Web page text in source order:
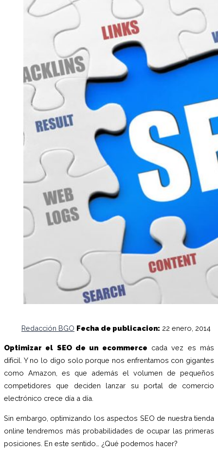
Redacción BGO Fecha de publicacion: 22 enero, 2014
Optimizar el SEO de un ecommerce cada vez es más
difícil. Y no lo digo solo porque nos enfrentamos con gigantes
como Amazon, es que además el volumen de pequeños
competidores que deciden lanzar su portal de comercio
electrónico crece día a día.
Sin embargo, optimizando los aspectos SEO de nuestra tienda
online tendremos más probabilidades de ocupar las primeras
posiciones. En este sentido… ¿Qué podemos hacer?